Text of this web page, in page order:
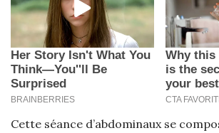
Cette séance d’abdominaux se